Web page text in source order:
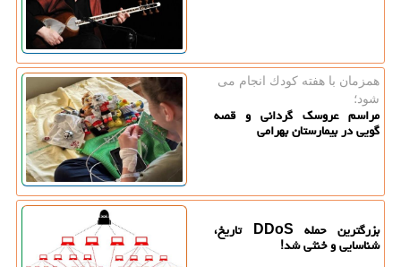
همزمان با هفته كودك انجام می
شود؛
مراسم عروسک گردانی و قصه
گویی در بیمارستان بهرامی
بزرگترین حمله DDoS تاریخ،
شناسایی و خنثی شد!